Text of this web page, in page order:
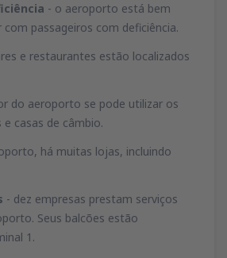
- o aeroporto está bem
com passageiros com deficiência.
e restaurantes estão localizados
do aeroporto se pode utilizar os
casas de câmbio.
há muitas lojas, incluindo
- dez empresas prestam serviços
Seus balcões estão
1.